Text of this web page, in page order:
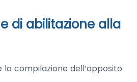
di abilitazione alla
compilazione dell’apposito